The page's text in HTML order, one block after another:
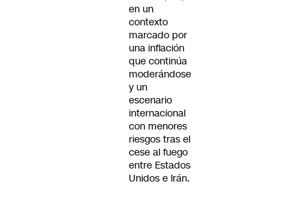
en un
contexto
marcado por
una inflación
que continúa
moderándose
y un
escenario
internacional
con menores
riesgos tras el
cese al fuego
entre Estados
Unidos e Irán.